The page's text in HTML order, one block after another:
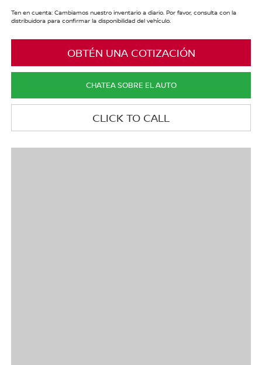
Ten en cuenta: Cambiamos nuestro inventario a diario. Por favor, consulta con la
distribuidora para confirmar la disponibilidad del vehículo.
OBTÉN UNA COTIZACIÓN
CHATEA SOBRE EL AUTO
CLICK TO CALL